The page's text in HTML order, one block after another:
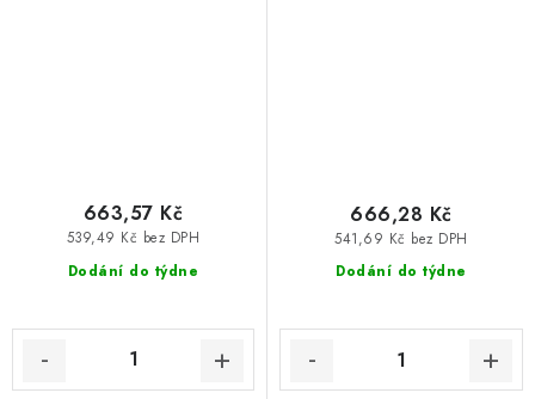
Dodání do týdne
539,49 Kč bez DPH
663,57 Kč
Dodání do týdne
541,69 Kč bez DPH
666,28 Kč